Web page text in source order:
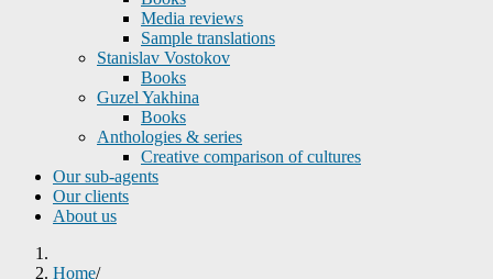
Media reviews
Sample translations
Stanislav Vostokov
Books
Guzel Yakhina
Books
Anthologies & series
Creative comparison of cultures
Our sub-agents
Our clients
About us
Home/